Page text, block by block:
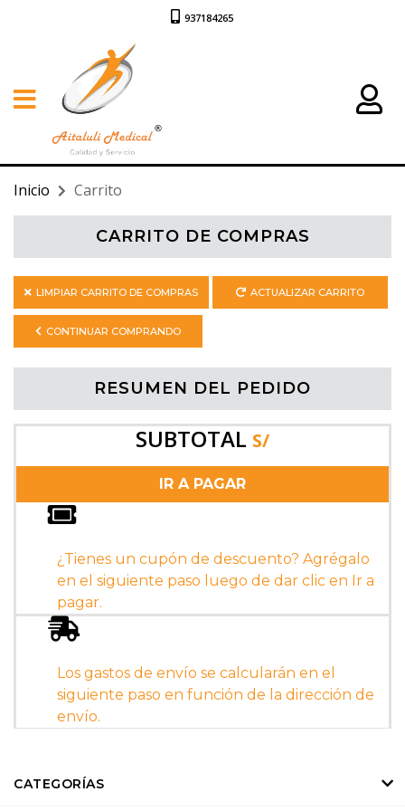
937184265
Inicio Carrito
CARRITO DE COMPRAS
LIMPIAR CARRITO DE COMPRAS ACTUALIZAR CARRITO
CONTINUAR COMPRANDO
RESUMEN DEL PEDIDO
SUBTOTAL S/
IR A PAGAR
¿Tienes un cupón de descuento? Agrégalo
en el siguiente paso luego de dar clic en Ir a
pagar.
Los gastos de envío se calcularán en el
siguiente paso en función de la dirección de
envío.
CATEGORÍAS